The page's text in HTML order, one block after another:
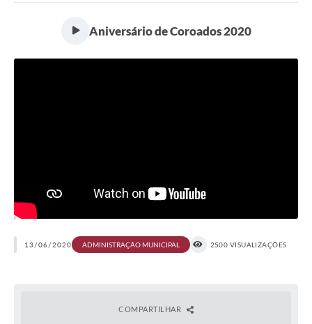
Aniversário de Coroados 2020
13/06/2020 ADMINISTRAÇÃO MUNICIPAL 2500 VISUALIZAÇÕES
COMPARTILHAR